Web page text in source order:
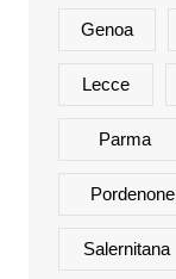
Genoa
Lecce
Parma
Pordenone
Salernitana